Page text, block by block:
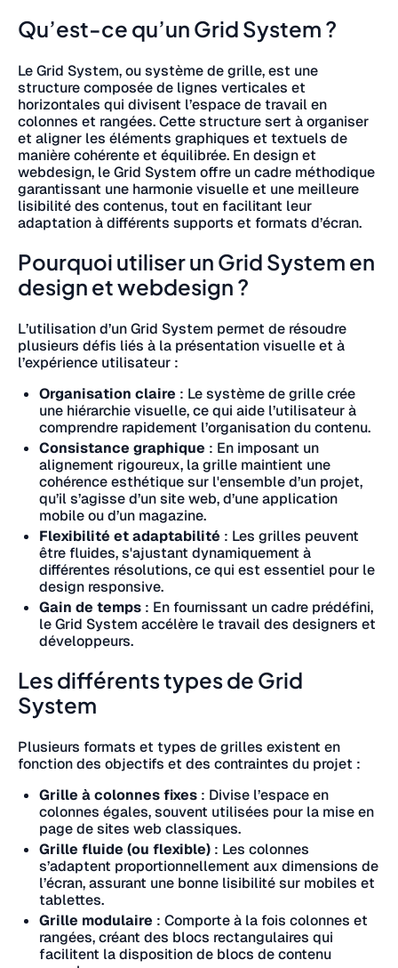
Qu’est-ce qu’un Grid System ?
Le Grid System, ou système de grille, est une
structure composée de lignes verticales et
horizontales qui divisent l’espace de travail en
colonnes et rangées. Cette structure sert à organiser
et aligner les éléments graphiques et textuels de
manière cohérente et équilibrée. En design et
webdesign, le Grid System offre un cadre méthodique
garantissant une harmonie visuelle et une meilleure
lisibilité des contenus, tout en facilitant leur
adaptation à différents supports et formats d’écran.
Pourquoi utiliser un Grid System en
design et webdesign ?
L’utilisation d’un Grid System permet de résoudre
plusieurs défis liés à la présentation visuelle et à
l’expérience utilisateur :
Organisation claire : Le système de grille crée
une hiérarchie visuelle, ce qui aide l’utilisateur à
comprendre rapidement l’organisation du contenu.
Consistance graphique : En imposant un
alignement rigoureux, la grille maintient une
cohérence esthétique sur l'ensemble d’un projet,
qu’il s’agisse d’un site web, d’une application
mobile ou d’un magazine.
Flexibilité et adaptabilité : Les grilles peuvent
être fluides, s'ajustant dynamiquement à
différentes résolutions, ce qui est essentiel pour le
design responsive.
Gain de temps : En fournissant un cadre prédéfini,
le Grid System accélère le travail des designers et
développeurs.
Les différents types de Grid
System
Plusieurs formats et types de grilles existent en
fonction des objectifs et des contraintes du projet :
Grille à colonnes fixes : Divise l’espace en
colonnes égales, souvent utilisées pour la mise en
page de sites web classiques.
Grille fluide (ou flexible) : Les colonnes
s’adaptent proportionnellement aux dimensions de
l’écran, assurant une bonne lisibilité sur mobiles et
tablettes.
Grille modulaire : Comporte à la fois colonnes et
rangées, créant des blocs rectangulaires qui
facilitent la disposition de blocs de contenu